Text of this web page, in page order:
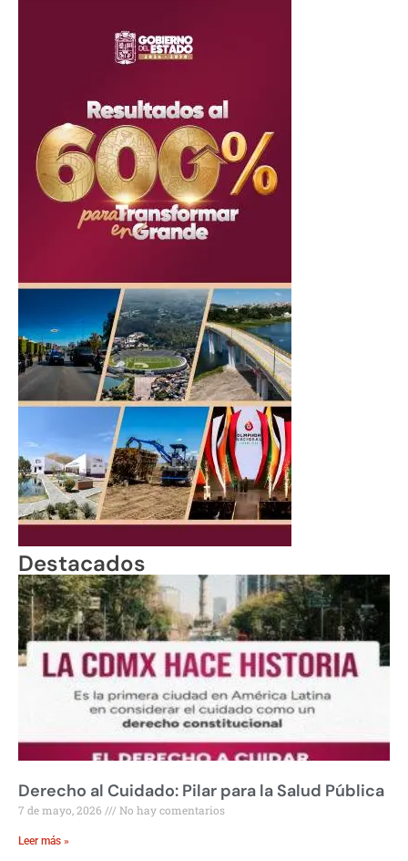
Destacados
Derecho al Cuidado: Pilar para la Salud Pública
7 de mayo, 2026 No hay comentarios
Leer más »